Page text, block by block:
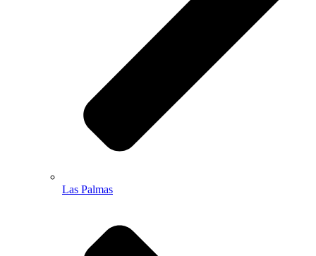
Las Palmas